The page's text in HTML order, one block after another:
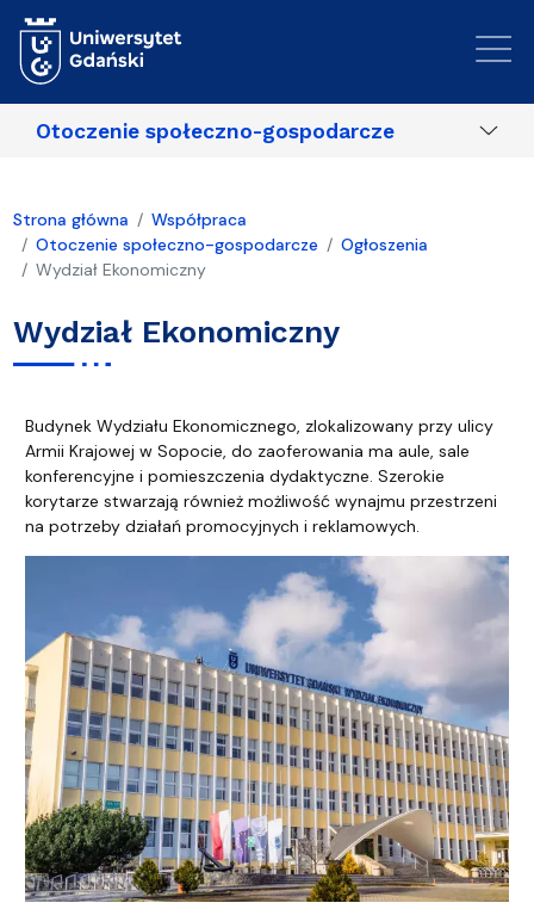
Otoczenie społeczno-gospodarcze
Strona główna
Współpraca
Otoczenie społeczno-gospodarcze
Ogłoszenia
Wydział Ekonomiczny
Wydział Ekonomiczny
Budynek Wydziału Ekonomicznego, zlokalizowany przy ulicy
Armii Krajowej w Sopocie, do zaoferowania ma aule, sale
konferencyjne i pomieszczenia dydaktyczne. Szerokie
korytarze stwarzają również możliwość wynajmu przestrzeni
na potrzeby działań promocyjnych i reklamowych.